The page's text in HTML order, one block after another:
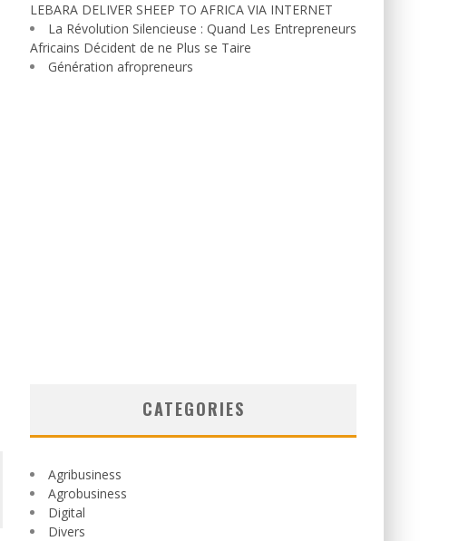
LEBARA DELIVER SHEEP TO AFRICA VIA INTERNET
La Révolution Silencieuse : Quand Les Entrepreneurs
Africains Décident de ne Plus se Taire
Génération afropreneurs
CATEGORIES
Agribusiness
Agrobusiness
Digital
Divers